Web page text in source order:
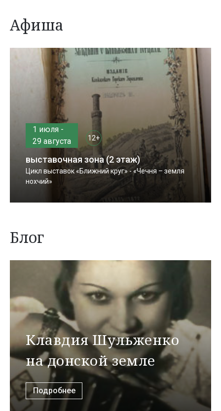
Афиша
1 июля -
29 августа
12+
выставочная зона (2 этаж)
Цикл выставок «Ближний круг» - «Чечня – земля
нохчий»
Блог
Клавдия Шульженко
на донской земле
Подробнее